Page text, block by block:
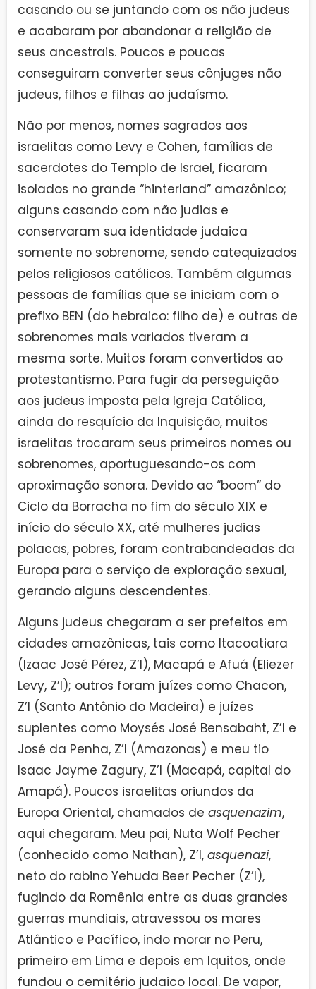
casando ou se juntando com os não judeus
e acabaram por abandonar a religião de
seus ancestrais. Poucos e poucas
conseguiram converter seus cônjuges não
judeus, filhos e filhas ao judaísmo.
Não por menos, nomes sagrados aos
israelitas como Levy e Cohen, famílias de
sacerdotes do Templo de Israel, ficaram
isolados no grande “hinterland” amazônico;
alguns casando com não judias e
conservaram sua identidade judaica
somente no sobrenome, sendo catequizados
pelos religiosos católicos. Também algumas
pessoas de famílias que se iniciam com o
prefixo BEN (do hebraico: filho de) e outras de
sobrenomes mais variados tiveram a
mesma sorte. Muitos foram convertidos ao
protestantismo. Para fugir da perseguição
aos judeus imposta pela Igreja Católica,
ainda do resquício da Inquisição, muitos
israelitas trocaram seus primeiros nomes ou
sobrenomes, aportuguesando-os com
aproximação sonora. Devido ao “boom” do
Ciclo da Borracha no fim do século XIX e
início do século XX, até mulheres judias
polacas, pobres, foram contrabandeadas da
Europa para o serviço de exploração sexual,
gerando alguns descendentes.
Alguns judeus chegaram a ser prefeitos em
cidades amazônicas, tais como Itacoatiara
(Izaac José Pérez, Z’l), Macapá e Afuá (Eliezer
Levy, Z’l); outros foram juízes como Chacon,
Z’l (Santo Antônio do Madeira) e juízes
suplentes como Moysés José Bensabaht, Z’l e
José da Penha, Z’l (Amazonas) e meu tio
Isaac Jayme Zagury, Z’l (Macapá, capital do
Amapá). Poucos israelitas oriundos da
Europa Oriental, chamados de asquenazim,
aqui chegaram. Meu pai, Nuta Wolf Pecher
(conhecido como Nathan), Z’l, asquenazi,
neto do rabino Yehuda Beer Pecher (Z’l),
fugindo da Romênia entre as duas grandes
guerras mundiais, atravessou os mares
Atlântico e Pacífico, indo morar no Peru,
primeiro em Lima e depois em Iquitos, onde
fundou o cemitério judaico local. De vapor,